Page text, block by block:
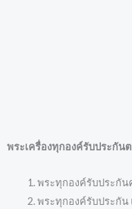
พระเครื่องทุกองค์รับประกัน
พระทุกองค์รับประกัน
พระทุกองค์รับประกัน